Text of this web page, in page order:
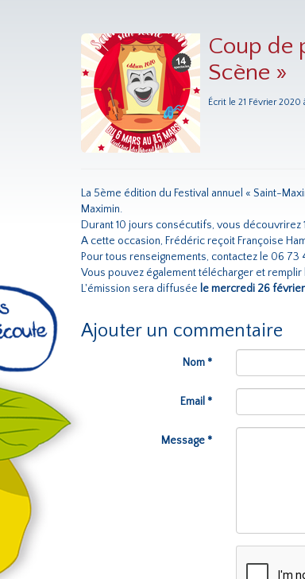
Coup de
Scène »
Écrit le 21 Février 2020
La 5ème édition du Festival annuel « Saint-
Maximin.
Durant 10 jours consécutifs, vous
A cette occasion, Frédéric reçoit Françoise
Pour tous renseignements, contactez le 06 73
Vous pouvez également télécharger et
L'émission sera diffusée le mercredi 26
Ajouter un commentaire
Nom *
Email *
Message *